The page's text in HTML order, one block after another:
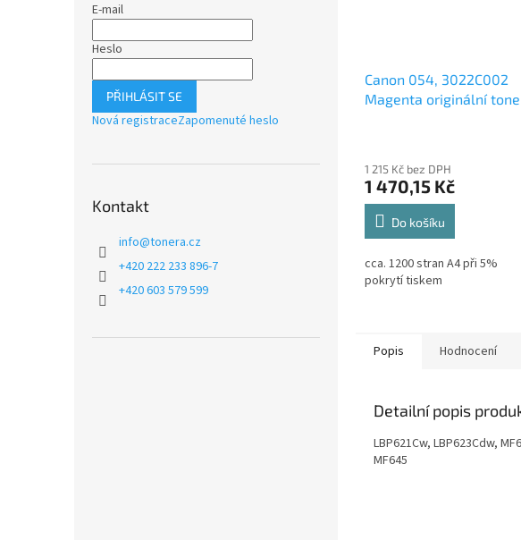
E-mail
Heslo
PŘIHLÁSIT SE
Nová registraceZapomenuté heslo
Kontakt
info@tonera.cz
+420 222 233 896-7
+420 603 579 599
Canon 054, 3022C002
Magenta originální
1 215 Kč bez DPH
1 470,15 Kč
Do košíku
cca. 1200 stran A4 při 5%
pokrytí tiskem
Popis Hodnocení
Detailní popis
LBP621Cw, LBP623Cdw,
MF645